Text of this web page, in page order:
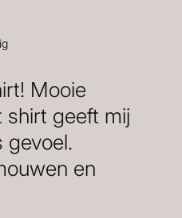
Mooie
shirt geeft mij
gevoel.
en